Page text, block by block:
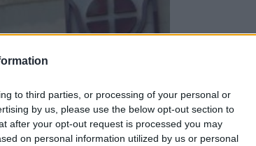
to third parties, or processing of your personal or
by us, please use the below opt-out section to
after your opt-out request is processed you may
on personal information utilized by us or personal